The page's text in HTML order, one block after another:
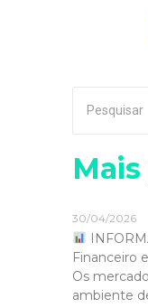
Mais
30/04/2026
Financeiro
Os
ambiente